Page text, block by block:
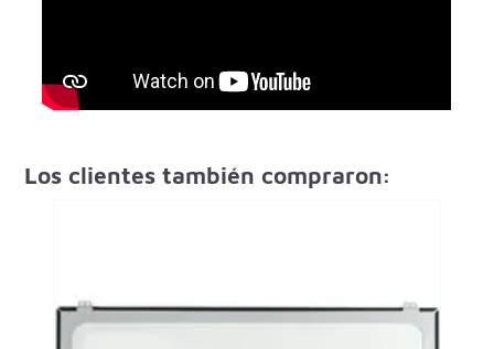
Los clientes también compraron: